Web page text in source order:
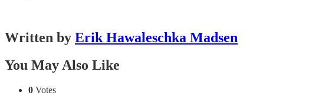
Written by Erik Hawaleschka Madsen
You May Also Like
0 Votes